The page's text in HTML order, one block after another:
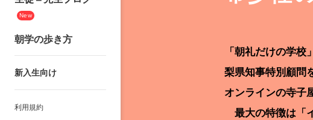
New
朝学の歩き方
新入生向け
利用規約
「朝礼だけの学
梨県知事特別顧問
オンラインの寺子
最大の特徴は「